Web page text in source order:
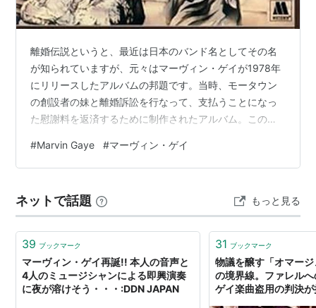
離婚伝説というと、最近は日本のバンド名としてその名
が知られていますが、元々はマーヴィン・ゲイが1978年
にリリースしたアルバムの邦題です。当時、モータウン
の創設者の妹と離婚訴訟を行なって、支払うことになっ
た慰謝料を返済するために制作されたアルバム。この経
とをコンセプトにしてアルバムにしてしまうところが何
とも凄い。そんな人は他にいませんよね。 それにして
まるで戦国武将のようですが、そこから離婚に持ってい
くところが凄い。そしてアルバムは2枚組で、聴いている
とこれが結構いいんですね。 時期的にも『I …
#Marvin Gaye #マーヴィン・ゲイ
ネットで話題 もっと見る
39 ブックマーク
マーヴィン・ゲイ再誕!! 本人の音声と
4人のミュージシャンによる即興演奏
に夜が溶けそう・・・:DDN JAPAN
31 ブックマーク
物議を醸す「オマー
の境界線。ファレル
ゲイ楽曲盗用の判決